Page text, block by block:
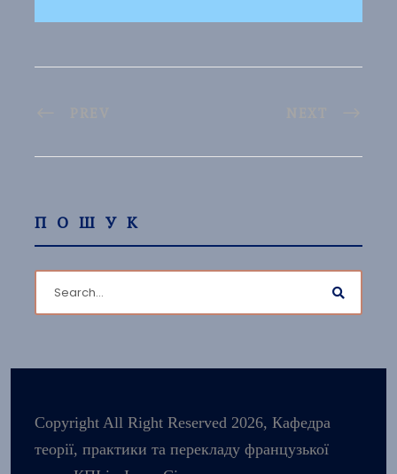
ПОШУК
Copyright All Right Reserved 2026, Кафедра
теорії, практики та перекладу французької